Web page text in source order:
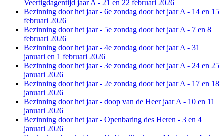
Veertigdagentijd jaar A - 21 en 22 februari 2026
Bezinning door het jaar - 6e zondag door het jaar A - 14 en 15
februari 2026
Bezinning door het jaar - 5e zondag door het jaar A - 7 en 8
februari 2026
Bezinning door het jaar - 4e zondag door het jaar A - 31
januari en 1 februari 2026
Bezinning door het jaar - 3e zondag door het jaar A - 24 en 25
januari 2026
Bezinning door het jaar - 2e zondag door het jaar A - 17 en 18
januari 2026
Bezinning door het jaar - doop van de Heer jaar A - 10 en 11
januari 2026
Bezinning door het jaar - Openbaring des Heren - 3 en 4
januari 2026